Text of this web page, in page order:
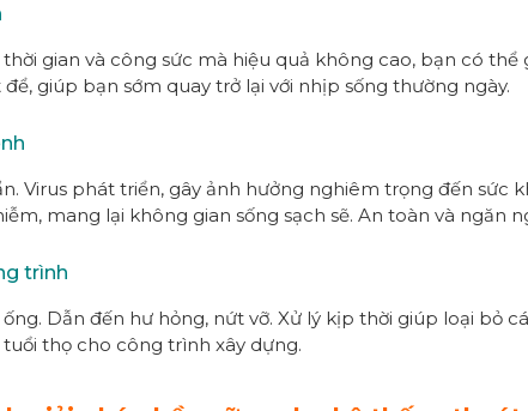
gian và công sức mà hiệu quả không cao, bạn có
giúp bạn sớm quay trở lại với nhịp sống thường ngày.
Virus phát triển, gây ảnh hưởng nghiêm trọng đến sức
mang lại không gian sống sạch sẽ. An toàn và ngăn
trình
Dẫn đến hư hỏng, nứt vỡ. Xử lý kịp thời giúp loại bỏ
thọ cho công trình xây dựng.